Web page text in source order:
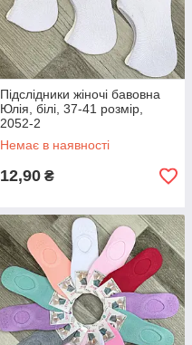
Підслідники жіночі бавовна
Юлія, білі, 37-41 розмір,
2052-2
Немає в наявності
12,90 ₴